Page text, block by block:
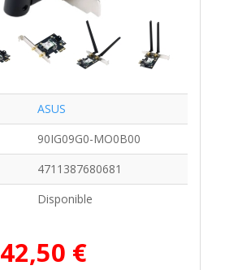
ASUS
90IG09G0-MO0B00
4711387680681
Disponible
42,50 €